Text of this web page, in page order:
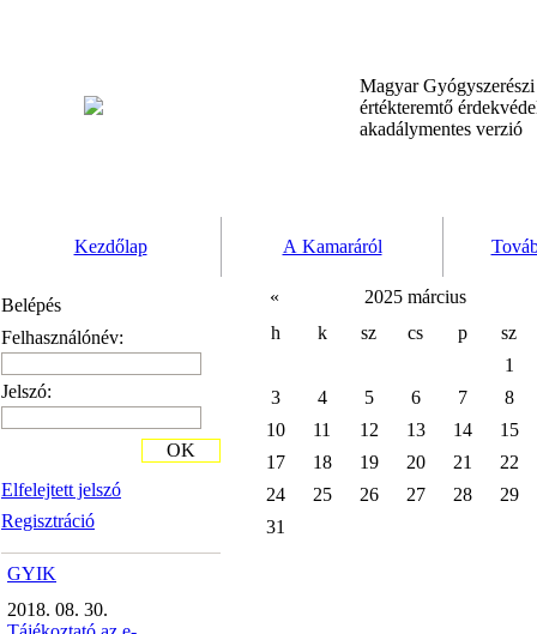
Magyar
értékteremtő
akadálymentes verzió
Kezdőlap A Kamaráról
Belépés
Felhasználónév:
Jelszó:
Elfelejtett jelszó
Regisztráció
OK
GYIK
2018. 08. 30.
«
2025 március
h
k sz cs p
sz
1
3
4 5 6 7
8
10
11 12 13 14
15
17
18 19 20 21
22
24
25 26 27 28
29
31